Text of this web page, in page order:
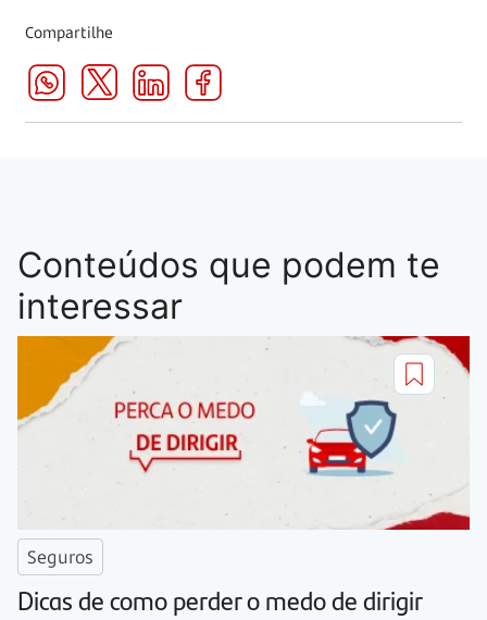
Compartilhe
Conteúdos que podem te
interessar
Seguros
Dicas de como perder o medo de dirigir